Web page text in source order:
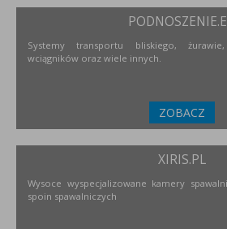
Systemy transportu bliskiego,
wciągników oraz wiele innych.
ZOBACZ
XIRIS.PL
Wysoce wyspecjalizowane kamery
spoin spawalniczych